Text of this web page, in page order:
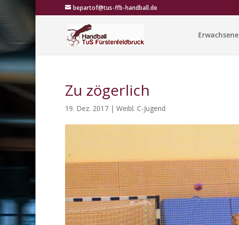
bepartof@tus-ffb-handball.de
Erwachsene
Zu zögerlich
19. Dez. 2017 | Weibl. C-Jugend